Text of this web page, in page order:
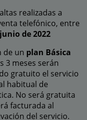
realizadas a
telefónico, entre
de 2022
de un plan Básica
3 meses serán
gratuito el servicio
habitual de
No será gratuita
facturada al
del servicio.